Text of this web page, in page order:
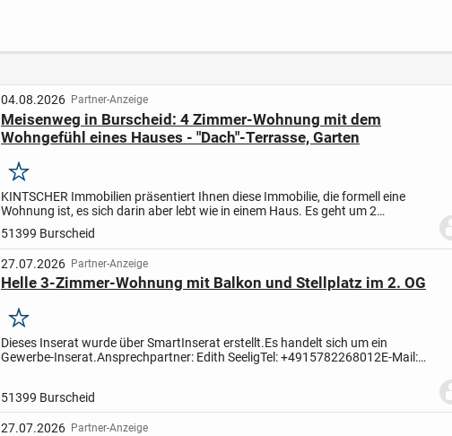
04.08.2026 Partner-Anzeige
Meisenweg in Burscheid: 4 Zimmer-Wohnung mit dem
Wohngefühl eines Hauses - "Dach"-Terrasse, Garten
Merken
KINTSCHER Immobilien präsentiert Ihnen diese Immobilie, die formell eine
Wohnung ist, es sich darin aber lebt wie in einem Haus. Es geht um 2
Wohnungen, die völlig autark sind. Einzig der Stromzähler...
51399 Burscheid
27.07.2026 Partner-Anzeige
Helle 3-Zimmer-Wohnung mit Balkon und Stellplatz im 2. OG
Merken
Dieses Inserat wurde über SmartInserat erstellt.Es handelt sich um ein
Gewerbe-Inserat.Ansprechpartner: Edith SeeligTel: +4915782268012E-Mail:
51399 Burscheid
27.07.2026 Partner-Anzeige